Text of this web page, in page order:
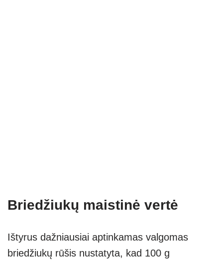
Briedžiukų maistinė vertė
Ištyrus dažniausiai aptinkamas valgomas
briedžiukų rūšis nustatyta, kad 100 g